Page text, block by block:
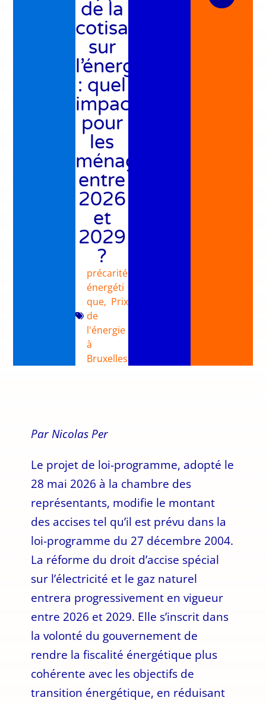
de la
cotisation
sur
l’énergie
: quel
impact
pour
les
ménages
entre
2026
et
2029
?
précarité
énergéti
que, Prix
de
l'énergie
à
Bruxelles
Par Nicolas Per
Le projet de loi-programme, adopté le
28 mai 2026 à la chambre des
représentants, modifie le montant
des accises tel qu’il est prévu dans la
loi-programme du 27 décembre 2004.
La réforme du droit d’accise spécial
sur l’électricité et le gaz naturel
entrera progressivement en vigueur
entre 2026 et 2029. Elle s’inscrit dans
la volonté du gouvernement de
rendre la fiscalité énergétique plus
cohérente avec les objectifs de
transition énergétique, en réduisant